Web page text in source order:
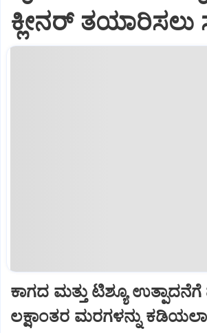
ಕ್ಲೀನರ್‌ ತಯಾರಿಸಲು
ಕಾಗದ ಮತ್ತು ಟಿಶ್ಯೂ ಉತ್ಪಾದನೆಗೆ
ಲಕ್ಷಾಂತರ ಮರಗಳನ್ನು